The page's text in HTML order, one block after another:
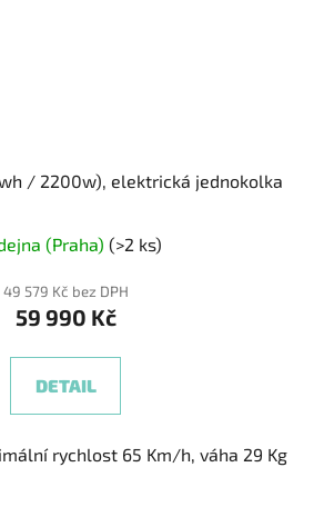
/ 2200w), elektrická jednokolka
hodnocení
produktu
je
z
(Praha) (>2 ks)
49 579 Kč bez DPH
59 990 Kč
DETAIL
rychlost 65 Km/h, váha 29 Kg